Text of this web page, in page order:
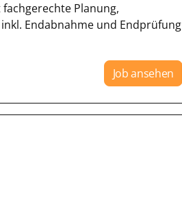
Planung,
Endabnahme und Endprüfung
Job ansehen